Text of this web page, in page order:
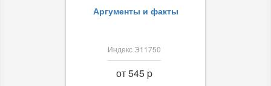
Аргументы и факты
Индекс Э11750
от 545 p